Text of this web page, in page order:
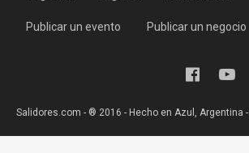
Publicar un evento Publicar un negocio
Salidores.com - ® 2016 - Hecho en Azul, Argentina -